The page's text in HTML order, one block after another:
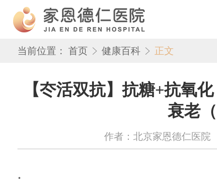
当前位置： 首页 健康百科 正文
【冭活双抗】抗糖+抗氧
衰老
作者：北京家恩德仁医院
.